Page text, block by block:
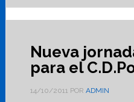
Nueva
para el
14/10/2011 POR ADMIN